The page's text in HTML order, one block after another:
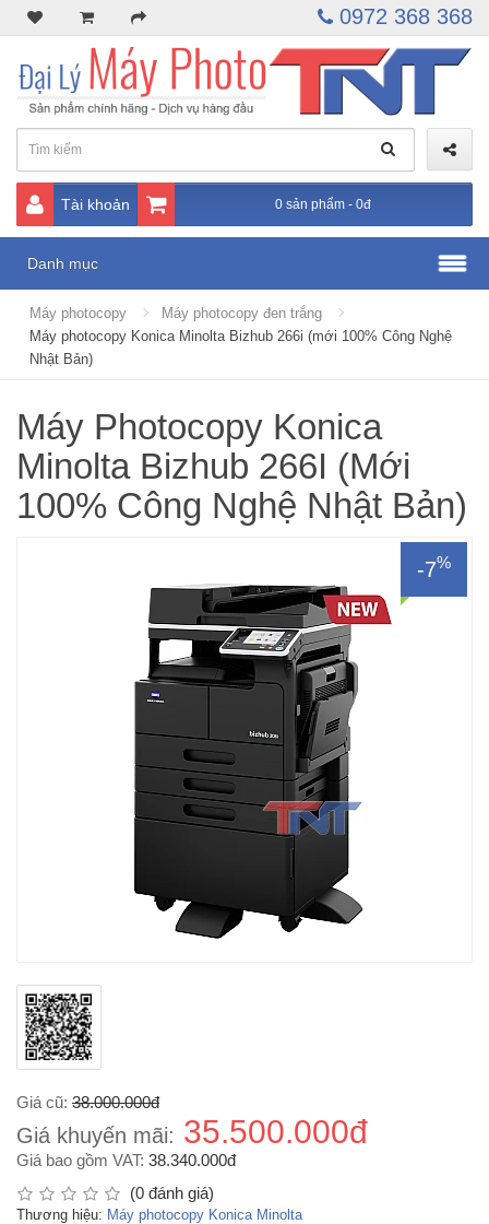
0972 368 368
Tài khoản 0 sản phẩm - 0đ
Danh mục
Máy photocopy
Máy photocopy đen trắng
Máy photocopy Konica Minolta Bizhub 266i (mới 100% Công Nghệ
Nhật Bản)
Máy Photocopy Konica
Minolta Bizhub 266I (Mới
100% Công Nghệ Nhật Bản)
-7%
Giá cũ: 38.000.000đ
Giá khuyến mãi: 35.500.000đ
Giá bao gồm VAT: 38.340.000đ
(0 đánh giá)
Thương hiệu: Máy photocopy Konica Minolta